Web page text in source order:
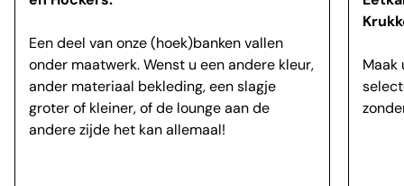
Een deel van onze (hoek)banken vallen
onder maatwerk. Wenst u een andere kleur,
ander materiaal bekleding, een slagje
groter of kleiner, of de lounge aan de
andere zijde het kan allemaal!
Maak